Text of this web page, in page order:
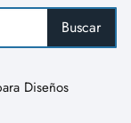
Diseños